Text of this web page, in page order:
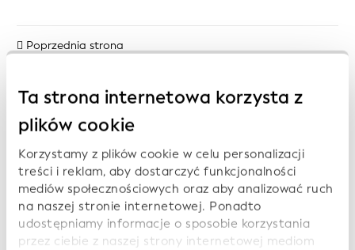
Ta strona internetowa korzysta z
plików cookie
Korzystamy z plików cookie w celu personalizacji
treści i reklam, aby dostarczyć funkcjonalności
mediów społecznościowych oraz aby analizować ruch
na naszej stronie internetowej. Ponadto
udostępniamy informacje o sposobie korzystania
przez ciebie z naszej strony internetowej mediom
Poprzednia strona
Powiązane raporty:
Odsłon
Pobierz Raport na temat oferty usług
Data: 2026-07-14